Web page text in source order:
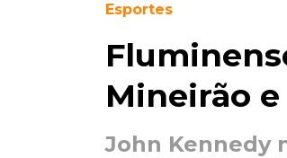
Esportes
Mineirão e
John Kennedy